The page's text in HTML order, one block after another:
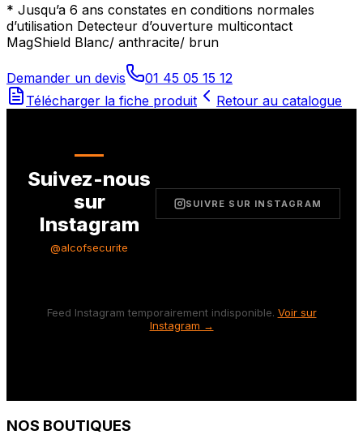
* Jusqu’a 6 ans constates en conditions normales
d’utilisation Detecteur d’ouverture multicontact
MagShield Blanc/ anthracite/ brun
Demander un devis
01 45 05 15 12
Télécharger la fiche produit
Retour au catalogue
Suivez-nous
sur
Instagram
@alcofsecurite
SUIVRE SUR INSTAGRAM
Feed Instagram temporairement indisponible. Voir sur
Instagram →
NOS BOUTIQUES